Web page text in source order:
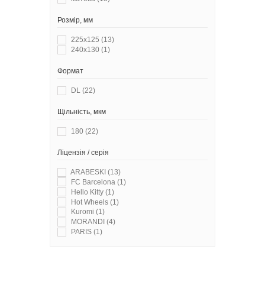
Розмір, мм
225х125 (13)
240х130 (1)
Формат
DL (22)
Щільність, мкм
180 (22)
Ліцензія / серія
ARABESKI (13)
FC Barcelona (1)
Hello Kitty (1)
Hot Wheels (1)
Kuromi (1)
MORANDI (4)
PARIS (1)